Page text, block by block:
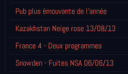
Pub plus émouvante de l'année
Kazakhstan Neige rose 13/08/13
France 4 - Deux programmes
Snowden - Fuites NSA 06/06/13